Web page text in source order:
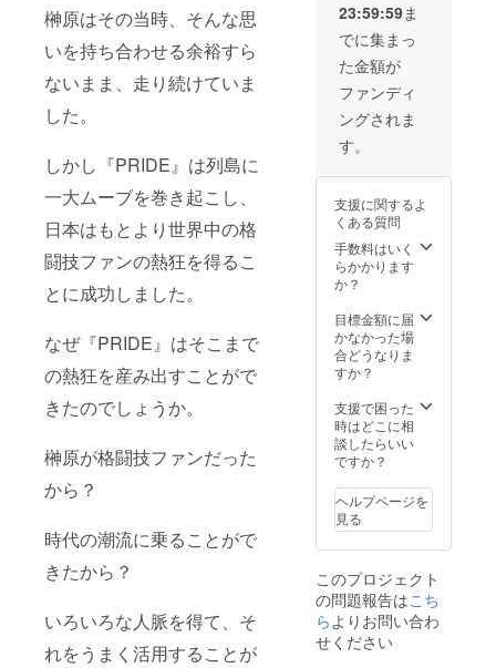
榊原はその当時、そんな思
いを持ち合わせる余裕すら
ないまま、走り続けていま
した。
しかし『PRIDE』は列島に
一大ムーブを巻き起こし、
日本はもとより世界中の格
闘技ファンの熱狂を得るこ
とに成功しました。
なぜ『PRIDE』はそこまで
の熱狂を産み出すことがで
きたのでしょうか。
榊原が格闘技ファンだった
から？
時代の潮流に乗ることがで
きたから？
いろいろな人脈を得て、そ
れをうまく活用することが
23:59:59ま
でに集まっ
た金額が
ファンディ
ングされま
す。
支援に関するよ
くある質問
手数料はいく
らかかります
か？
目標金額に届
かなかった場
合どうなりま
すか？
支援で困った
時はどこに相
談したらいい
ですか？
ヘルプページを
見る
このプロジェクト
の問題報告はこち
らよりお問い合わ
せください